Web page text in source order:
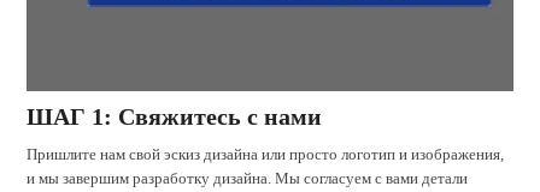
ШАГ 1: Свяжитесь с нами
Пришлите нам свой эскиз дизайна или просто логотип и изображения,
и мы завершим разработку дизайна. Мы согласуем с вами детали